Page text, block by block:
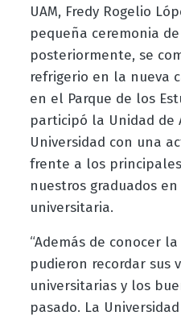
UAM, Fredy Rogelio
pequeña ceremonia
posteriormente, se
refrigerio en la nueva
en el Parque de los
participó la Unidad de
Universidad con una
frente a los
nuestros graduados
universitaria.
“Además de conocer
pudieron recordar sus
universitarias y los
pasado. La